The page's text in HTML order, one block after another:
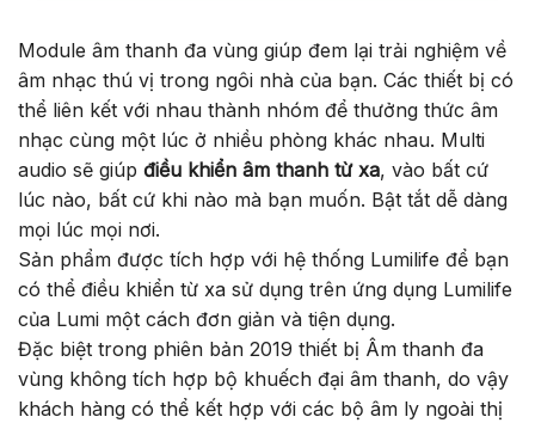
Module âm thanh đa vùng giúp đem lại trải nghiệm về
âm nhạc thú vị trong ngôi nhà của bạn. Các thiết bị có
thể liên kết với nhau thành nhóm để thưởng thức âm
nhạc cùng một lúc ở nhiều phòng khác nhau. Multi
audio sẽ giúp điều khiển âm thanh từ xa, vào bất cứ
lúc nào, bất cứ khi nào mà bạn muốn. Bật tắt dễ dàng
mọi lúc mọi nơi.
Sản phẩm được tích hợp với hệ thống Lumilife để bạn
có thể điều khiển từ xa sử dụng trên ứng dụng Lumilife
của Lumi một cách đơn giản và tiện dụng.
Đặc biệt trong phiên bản 2019 thiết bị Âm thanh đa
vùng không tích hợp bộ khuếch đại âm thanh, do vậy
khách hàng có thể kết hợp với các bộ âm ly ngoài thị